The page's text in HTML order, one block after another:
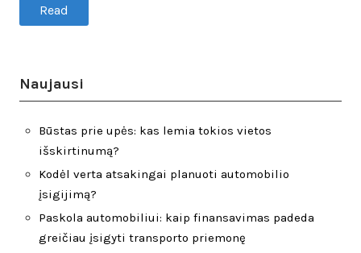
Read
Naujausi
Būstas prie upės: kas lemia tokios vietos
išskirtinumą?
Kodėl verta atsakingai planuoti automobilio
įsigijimą?
Paskola automobiliui: kaip finansavimas padeda
greičiau įsigyti transporto priemonę